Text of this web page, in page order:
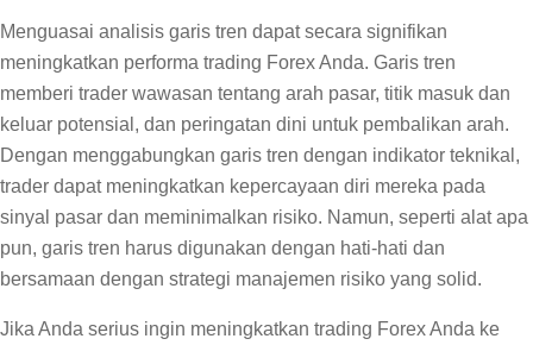
Menguasai analisis garis tren dapat secara signifikan
meningkatkan performa trading Forex Anda. Garis tren
memberi trader wawasan tentang arah pasar, titik masuk dan
keluar potensial, dan peringatan dini untuk pembalikan arah.
Dengan menggabungkan garis tren dengan indikator teknikal,
trader dapat meningkatkan kepercayaan diri mereka pada
sinyal pasar dan meminimalkan risiko. Namun, seperti alat apa
pun, garis tren harus digunakan dengan hati-hati dan
bersamaan dengan strategi manajemen risiko yang solid.
Jika Anda serius ingin meningkatkan trading Forex Anda ke